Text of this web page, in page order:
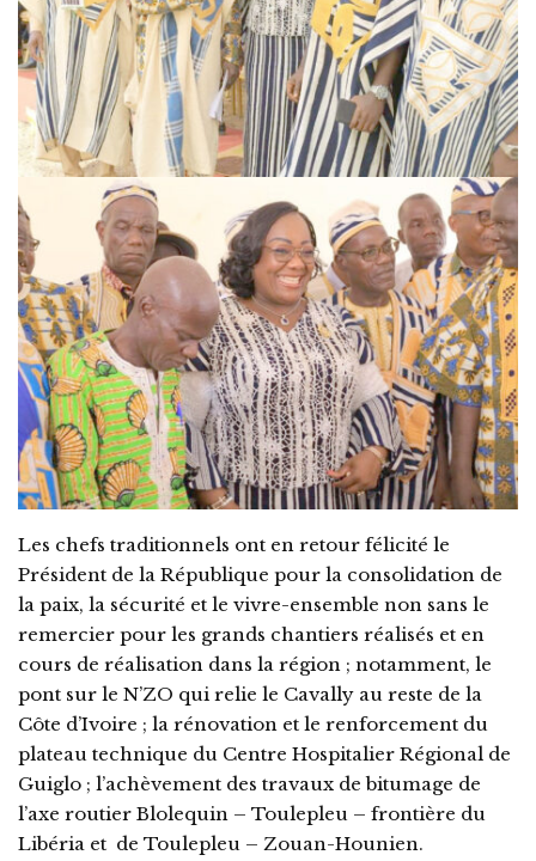
Les chefs traditionnels ont en retour félicité le
Président de la République pour la consolidation de
la paix, la sécurité et le vivre-ensemble non sans le
remercier pour les grands chantiers réalisés et en
cours de réalisation dans la région ; notamment, le
pont sur le N’ZO qui relie le Cavally au reste de la
Côte d’Ivoire ; la rénovation et le renforcement du
plateau technique du Centre Hospitalier Régional de
Guiglo ; l’achèvement des travaux de bitumage de
l’axe routier Blolequin – Toulepleu – frontière du
Libéria et de Toulepleu – Zouan-Hounien.